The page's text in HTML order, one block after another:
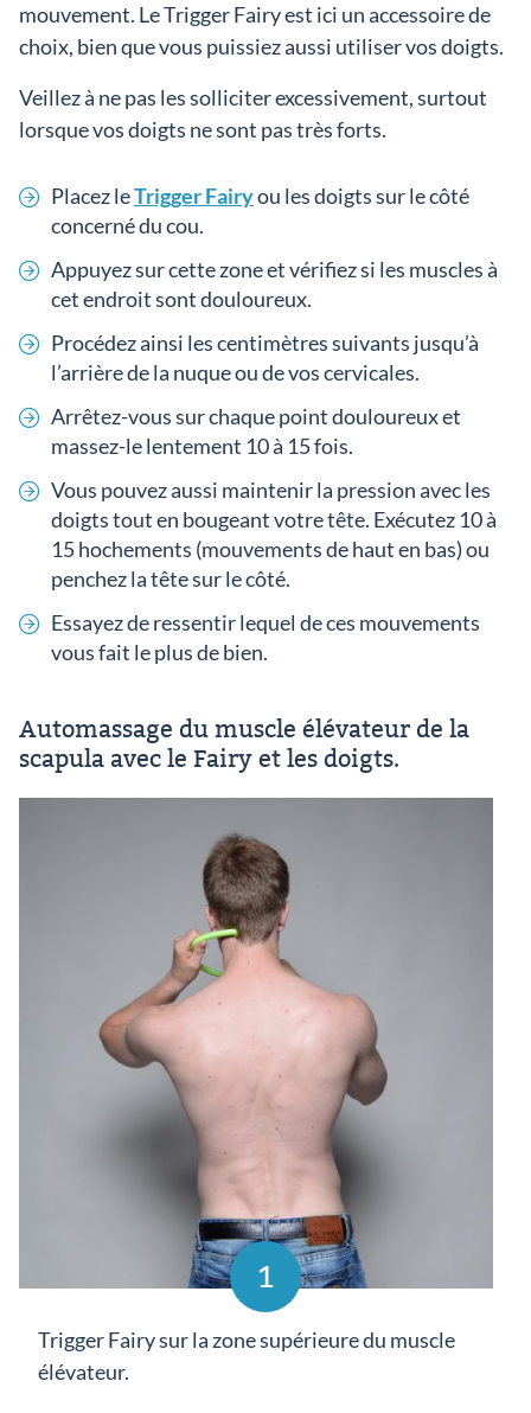
mouvement. Le Trigger Fairy est ici un accessoire de
choix, bien que vous puissiez aussi utiliser vos doigts.
Veillez à ne pas les solliciter excessivement, surtout
lorsque vos doigts ne sont pas très forts.
Placez leTrigger Fairyou les doigts sur le côté
concerné du cou.
Appuyez sur cette zone et vérifiez si les muscles à
cet endroit sont douloureux.
Procédez ainsi les centimètres suivants jusqu’à
l’arrière de la nuque ou de vos cervicales.
Arrêtez-vous sur chaque point douloureux et
massez-le lentement 10 à 15 fois.
Vous pouvez aussi maintenir la pression avec les
doigts tout en bougeant votre tête. Exécutez 10 à
15 hochements (mouvements de haut en bas) ou
penchez la tête sur le côté.
Essayez de ressentir lequel de ces mouvements
vous fait le plus de bien.
Automassage du muscle élévateur de la
scapula avec le Fairy et les doigts.
1
Trigger Fairy sur la zone supérieure du muscle
élévateur.